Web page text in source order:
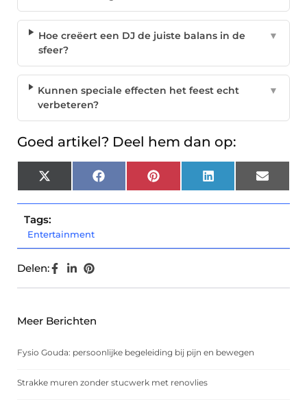
Hoe creëert een DJ de juiste balans in de
sfeer?
▼
Kunnen speciale effecten het feest echt
verbeteren?
▼
Goed artikel? Deel hem dan op:
X
(Twitter)
Facebook Pinterest LinkedIn Email
Tags:
Entertainment
Delen:
Meer Berichten
Fysio Gouda: persoonlijke begeleiding bij pijn en bewegen
Strakke muren zonder stucwerk met renovlies